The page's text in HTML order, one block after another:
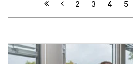
Vorherige
2 3 4 5